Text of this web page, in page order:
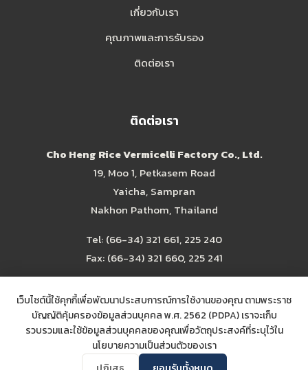
เกี่ยวกับเรา
คุณภาพและการรับรอง
ติดต่อเรา
ติดต่อเรา
Cho Heng Rice Vermicelli Factory Co., Ltd.
19, Moo 1, Petkasem Road
Yaicha, Sampran
Nakhon Pathom, Thailand
Tel: (66-34) 321 661, 225 240
Fax: (66-34) 321 660, 225 241
เว็บไซต์นี้ใช้คุกกี้เพื่อพัฒนาประสบการณ์การใช้งานของคุณ ตามพระราช
บัญญัติคุ้มครองข้อมูลส่วนบุคคล พ.ศ. 2562 (PDPA) เราจะเก็บ
รวบรวมและใช้ข้อมูลส่วนบุคคลของคุณเพื่อวัตถุประสงค์ที่ระบุไว้ใน
นโยบายความเป็นส่วนตัวของเรา